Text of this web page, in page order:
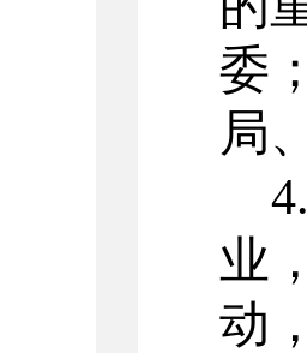
委
局
4.
业
动